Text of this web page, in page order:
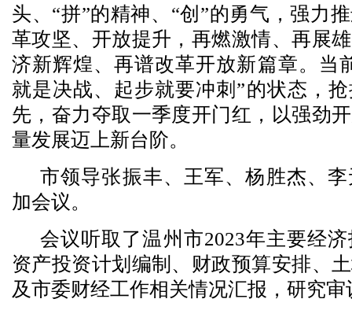
头、“拼”的精神、“创”的勇气，强力
革攻坚、开放提升，再燃激情、再展
济新辉煌、再谱改革开放新篇章。当
就是决战、起步就要冲刺”的状态，
先，奋力夺取一季度开门红，以强劲
量发展迈上新台阶。
市领导张振丰、王军、杨胜杰、
加会议。
会议听取了温州市2023年主要经
资产投资计划编制、财政预算安排、
及市委财经工作相关情况汇报，研究